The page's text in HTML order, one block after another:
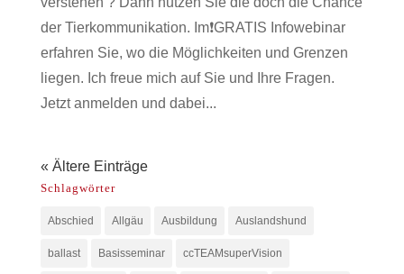
der Tierkommunikation. Im❗GRATIS Infowebinar
erfahren Sie, wo die Möglichkeiten und Grenzen
liegen. Ich freue mich auf Sie und Ihre Fragen.
Jetzt anmelden und dabei...
« Ältere Einträge
Schlagwörter
Abschied Allgäu Ausbildung Auslandshund
ballast Basisseminar ccTEAMsuperVision